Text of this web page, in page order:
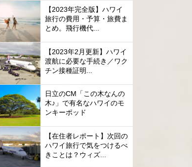
【2023年完全版】ハワイ
旅行の費用・予算・旅費ま
とめ。飛行機代...
【2023年2月更新】ハワイ
渡航に必要な手続き／ワク
チン接種証明...
日立のCM「この木なんの
木♪」で有名なハワイのモ
ンキーポッド
【在住者レポート】次回の
ハワイ旅行で気をつけるべ
きことは？ウィズ...